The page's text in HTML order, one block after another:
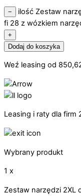
−
ilość Zestaw
fi 28 z wózkiem
+
Dodaj do koszyka
Weź leasing od
Leasing i raty dla firm
Wybrany produkt
1 x
Zestaw narzędzi 2XL